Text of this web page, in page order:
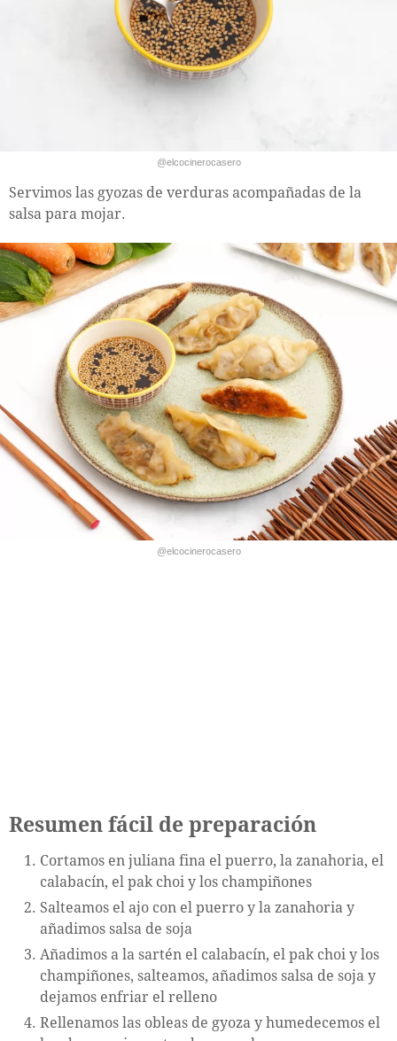
@elcocinerocasero
Servimos las gyozas de verduras acompañadas de la
salsa para mojar.
@elcocinerocasero
Resumen fácil de preparación
Cortamos en juliana fina el puerro, la zanahoria, el
calabacín, el pak choi y los champiñones
Salteamos el ajo con el puerro y la zanahoria y
añadimos salsa de soja
Añadimos a la sartén el calabacín, el pak choi y los
champiñones, salteamos, añadimos salsa de soja y
dejamos enfriar el relleno
Rellenamos las obleas de gyoza y humedecemos el